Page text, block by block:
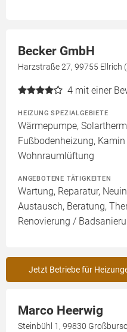
Becker GmbH
Harzstraße 27, 99755 Ellrich
4 mit einer
HEIZUNG SPEZIALGEBIETE
Wärmepumpe,
Fußbodenheizung,
Wohnraumlüftung
ANGEBOTENE TÄTIGKEITEN
Wartung, Reparatur,
Austausch, Beratung,
Renovierung /
Jetzt Betriebe für
Marco Heerwig
Steinbühl 1, 99830